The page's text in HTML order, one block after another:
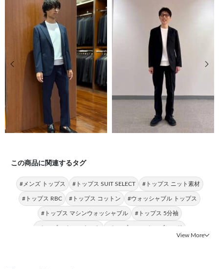
前の画像
この商品に関連するタグ
#メンズ トップス #トップス SUIT SELECT #トップス ニット素材
#トップス RBC #トップス コットン #ウォッシャブル トップス
#トップス マシンウォッシャブル #トップス 5分袖
View More